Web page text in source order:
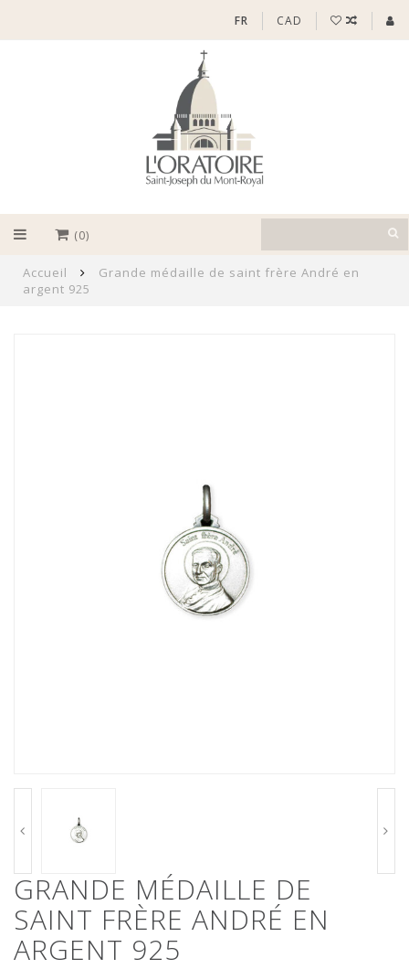
FR CAD
(0)
Accueil
Grande médaille de saint frère André en
argent 925
GRANDE MÉDAILLE DE
SAINT FRÈRE ANDRÉ EN
ARGENT 925